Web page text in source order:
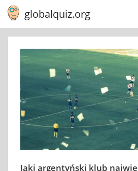
globalquiz.org
Jaki argentyński klub